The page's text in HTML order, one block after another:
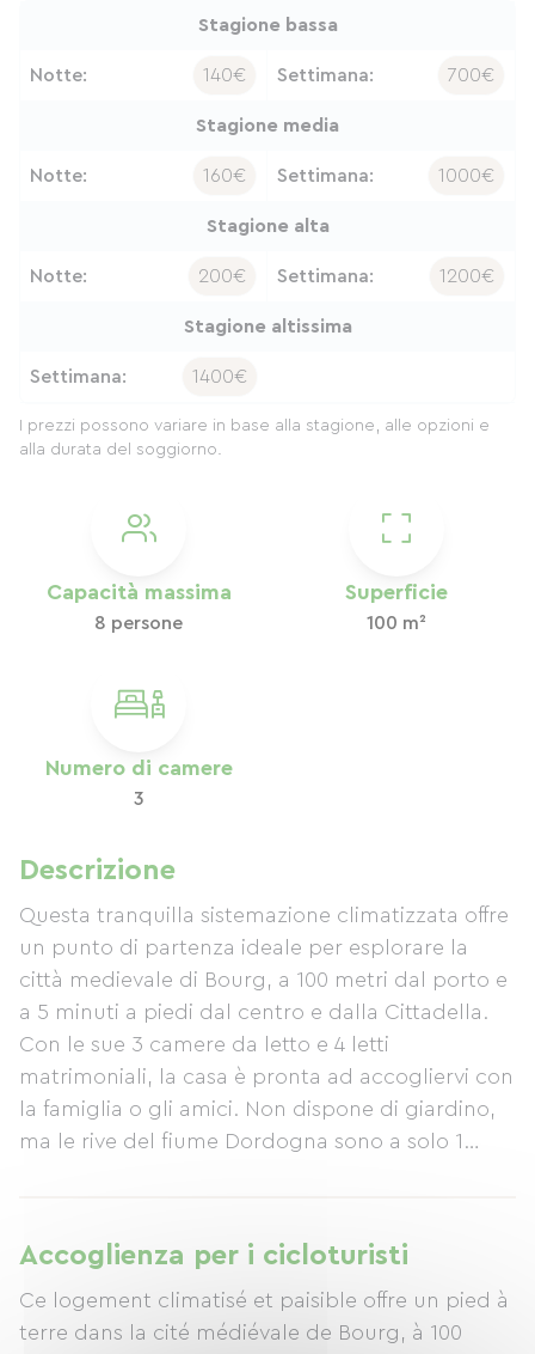
Capacità massima
8 persone
Superficie
100 m²
Numero di camere
3
Descrizione
Questa tranquilla sistemazione climatizzata offre
un punto di partenza ideale per esplorare la
città medievale di Bourg, a 100 metri dal porto e
a 5 minuti a piedi dal centro e dalla Cittadella.
Con le sue 3 camere da letto e 4 letti
matrimoniali, la casa è pronta ad accogliervi con
la famiglia o gli amici. Non dispone di giardino,
ma le rive del fiume Dordogna sono a solo 1
spiagge di Lacanau, Le Porge, Carcans, ecc.) è
raggiungibile in 15 minuti di auto. Bordeaux
dista 40 minuti, mentre Saint-Émilion si trova a
50 minuti.
Accoglienza per i cicloturisti
Ce logement climatisé et paisible offre un pied à
terre dans la cité médiévale de Bourg, à 100
Stagione bassa
Notte: 140€ Settimana: 700€
Stagione media
Notte: 160€ Settimana: 1000€
Stagione alta
Notte: 200€ Settimana: 1200€
Stagione altissima
Settimana: 1400€
I prezzi possono variare in base alla stagione, alle opzioni e
alla durata del soggiorno.